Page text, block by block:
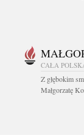
CAŁA
Z głębokim
Małgorzatę